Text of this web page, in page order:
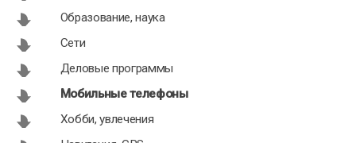
Образование, наука
Сети
Деловые программы
Мобильные телефоны
Хобби, увлечения